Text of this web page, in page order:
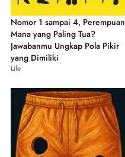
Nomor 1 sampai 4, Perempuan
Mana yang Paling Tua?
Jawabanmu Ungkap Pola Pikir
yang Dimiliki
Life